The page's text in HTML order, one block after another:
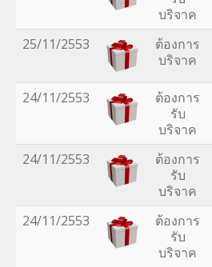
บริจาค
25/11/2553
ต้องการ
บริจาค
24/11/2553
ต้องการ
รับ
บริจาค
24/11/2553
ต้องการ
รับ
บริจาค
24/11/2553
ต้องการ
รับ
บริจาค